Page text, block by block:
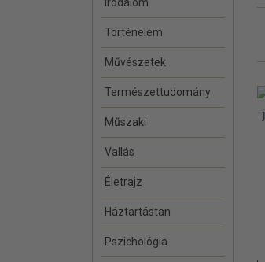
Történelem
Művészetek
Természettudomány
Műszaki
Vallás
Életrajz
Háztartástan
Pszichológia